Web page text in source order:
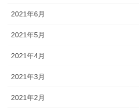
2021年6月
2021年5月
2021年4月
2021年3月
2021年2月